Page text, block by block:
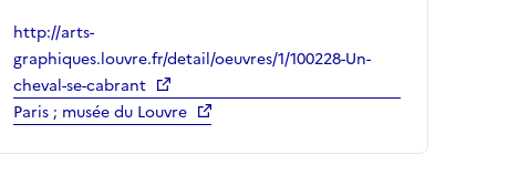
http://arts-
graphiques.louvre.fr/detail/oeuvres/1/100228-Un-
cheval-se-cabrant
Paris ; musée du Louvre